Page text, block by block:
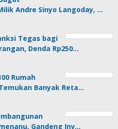
Andre Sinyo Langoday, …
Tegas bagi
Denda Rp250…
Rumah
Banyak Reta…
Gandeng Inv…